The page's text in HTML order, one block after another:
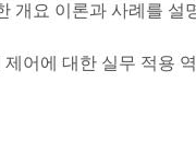
개요 이론과 사례를 설
어에 대한 실무 적용